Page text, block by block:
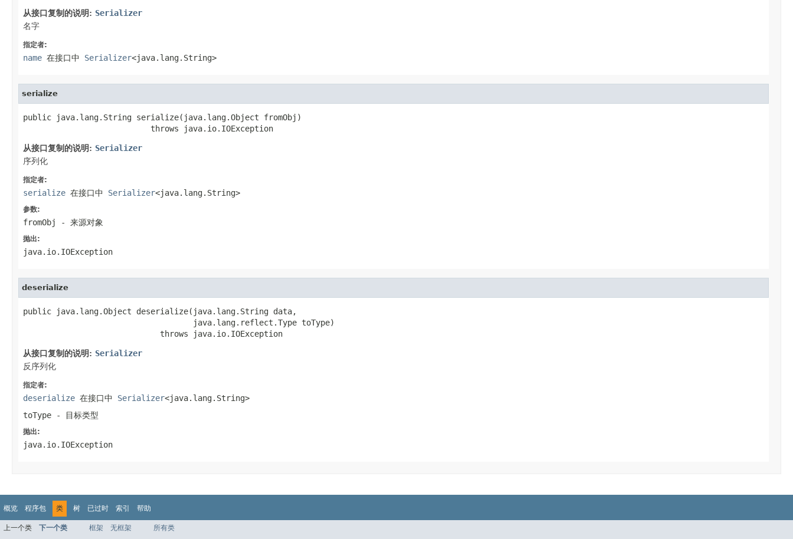
从接口复制的说明: Serializer
名字
指定者:
name 在接口中 Serializer<java.lang.String>
serialize
public java.lang.String serialize(java.lang.Object fromObj)
                           throws java.io.IOException
从接口复制的说明: Serializer
序列化
指定者:
serialize 在接口中 Serializer<java.lang.String>
参数:
fromObj - 来源对象
抛出:
java.io.IOException
deserialize
public java.lang.Object deserialize(java.lang.String data,
                                    java.lang.reflect.Type toType)
                             throws java.io.IOException
从接口复制的说明: Serializer
反序列化
指定者:
deserialize 在接口中 Serializer<java.lang.String>
toType - 目标类型
抛出:
java.io.IOException
概览 程序包 类 树 已过时 索引 帮助
上一个类 下一个类 框架 无框架 所有类